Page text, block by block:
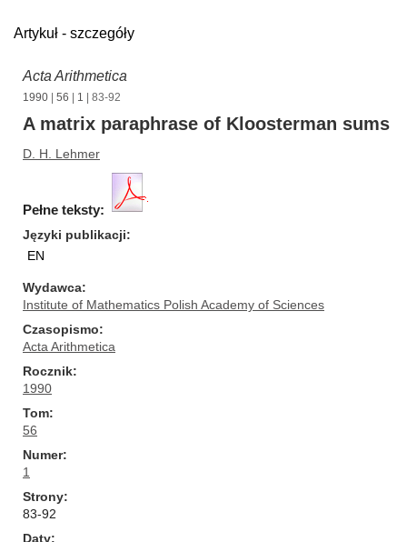
Artykuł - szczegóły
Acta Arithmetica
1990 56 1 | 83-92
A matrix paraphrase of Kloosterman sums
D. H. Lehmer
Pełne teksty:
Języki publikacji
EN
Wydawca
Institute of Mathematics Polish Academy of Sciences
Czasopismo
Acta Arithmetica
Rocznik
1990
Tom
56
Numer
1
Strony
83-92
Daty